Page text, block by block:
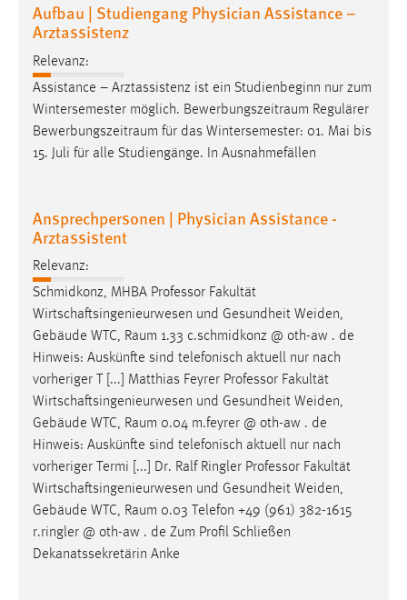
Aufbau | Studiengang Physician Assistance –
Arztassistenz
Relevanz:
Assistance – Arztassistenz ist ein Studienbeginn nur zum
Wintersemester möglich. Bewerbungszeitraum Regulärer
Bewerbungszeitraum für das Wintersemester: 01. Mai bis
15. Juli für alle Studiengänge. In Ausnahmefällen
Ansprechpersonen | Physician Assistance -
Arztassistent
Relevanz:
Schmidkonz, MHBA Professor Fakultät
Wirtschaftsingenieurwesen und Gesundheit Weiden,
Gebäude WTC, Raum 1.33 c.schmidkonz @ oth-aw . de
Hinweis: Auskünfte sind telefonisch aktuell nur nach
vorheriger T [...] Matthias Feyrer Professor Fakultät
Wirtschaftsingenieurwesen und Gesundheit Weiden,
Gebäude WTC, Raum 0.04 m.feyrer @ oth-aw . de
Hinweis: Auskünfte sind telefonisch aktuell nur nach
vorheriger Termi [...] Dr. Ralf Ringler Professor Fakultät
Wirtschaftsingenieurwesen und Gesundheit Weiden,
Gebäude WTC, Raum 0.03 Telefon +49 (961) 382-1615
r.ringler @ oth-aw . de Zum Profil Schließen
Dekanatssekretärin Anke